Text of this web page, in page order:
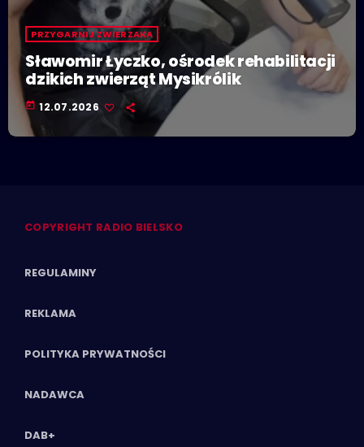
PRZYGARNIJ ZWIERZAKA
Sławomir Łyczko, ośrodek rehabilitacji
dzikich zwierząt Mysikrólik
today 12.07.2026
COPYRIGHT RADIO BIELSKO
REGULAMINY
REKLAMA
POLITYKA PRYWATNOŚCI
NADAWCA
DAB+